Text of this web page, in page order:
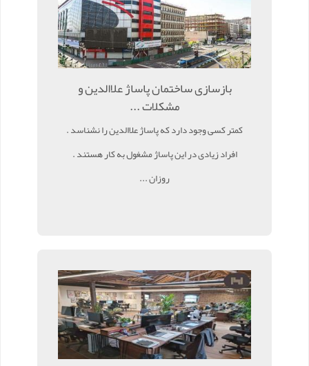
بازسازی ساختمان پاساژ علاالدین و
مشکلات ...
کمتر کسی وجود دارد که پاساژ علاالدین را نشناسد .
افراد زیادی در این پاساژ مشغول به کار هستند .
روزان ...